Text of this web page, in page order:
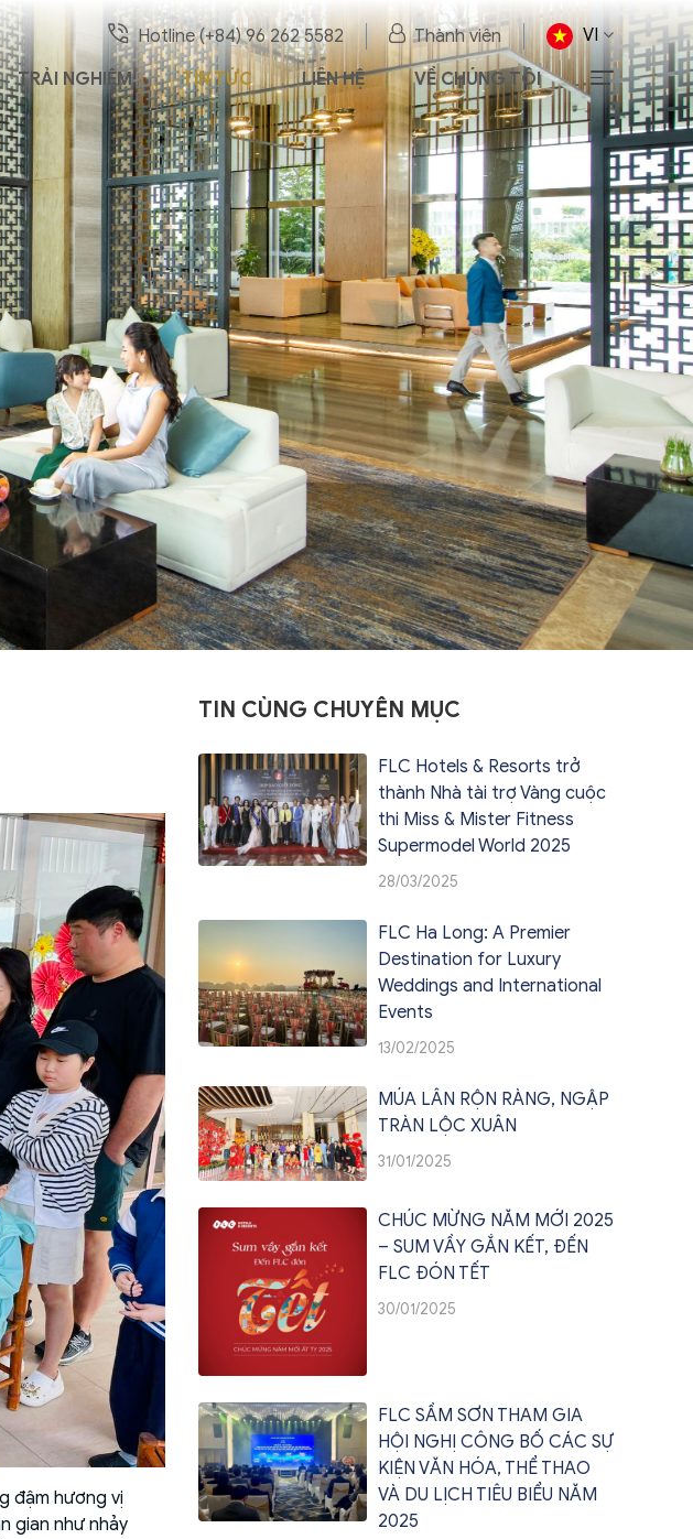
Hotline (+84) 96 262 5582 Thành viên VI
TRẢI NGHIỆM TIN TỨC LIÊN HỆ VỀ CHÚNG TÔI
đậm hương vị
gian như nhảy
TIN CÙNG CHUYÊN MỤC
FLC Hotels & Resorts trở
thành Nhà tài trợ Vàng cuộc
thi Miss & Mister Fitness
Supermodel World 2025
28/03/2025
FLC Ha Long: A Premier
Destination for Luxury
Weddings and International
Events
13/02/2025
MÚA LÂN RỘN RÀNG, NGẬP
TRÀN LỘC XUÂN
31/01/2025
CHÚC MỪNG NĂM MỚI 2025
– SUM VẦY GẮN KẾT, ĐẾN
FLC ĐÓN TẾT
30/01/2025
FLC SẦM SƠN THAM GIA
HỘI NGHỊ CÔNG BỐ CÁC SỰ
KIỆN VĂN HÓA, THỂ THAO
VÀ DU LỊCH TIÊU BIỂU NĂM
2025